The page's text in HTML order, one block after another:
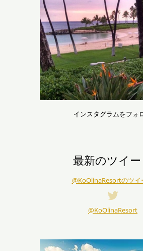
インスタグラムをフォ
最新のツイー
@KoOlinaResortのツイ
@KoOlinaResort